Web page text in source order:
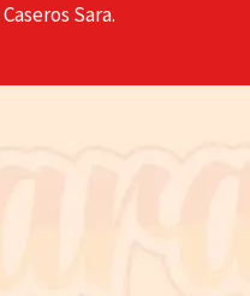
Sara.